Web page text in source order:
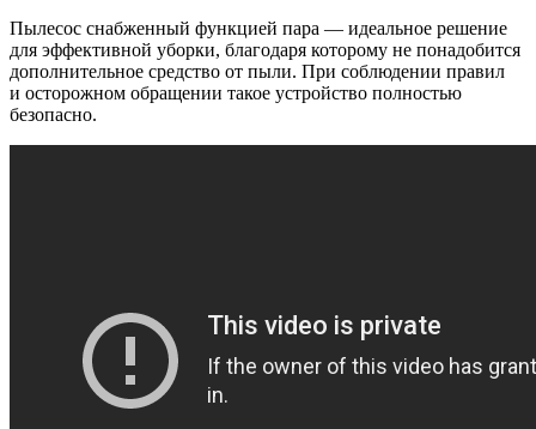
Пылесос снабженный функцией пара — идеальное решение
для эффективной уборки, благодаря которому не понадобится
дополнительное средство от пыли. При соблюдении правил
и осторожном обращении такое устройство полностью
безопасно.